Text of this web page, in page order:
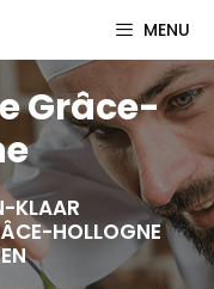
MENU
Grâce-
KLAAR
HOLLOGNE